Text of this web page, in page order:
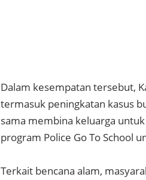
Dalam kesempatan tersebut,
termasuk peningkatan kasus
sama membina keluarga
program Police Go To School
Terkait bencana alam,